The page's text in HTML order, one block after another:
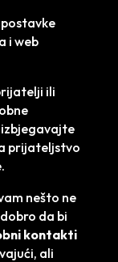
i web
ili
prijateljstvo
nešto ne
da bi
kontakti
ali